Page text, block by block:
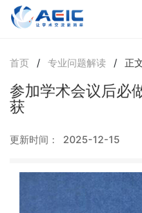
首页 / 专业问题解读 / 正
参加学术会议后必
获
更新时间： 2025-12-15